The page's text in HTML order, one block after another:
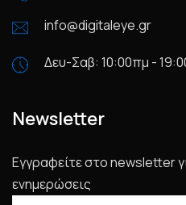
info@digitaleye.gr
Δευ-Σαβ: 10:00πμ -
Newsletter
Εγγραφείτε στο newsletter
ενημερώσεις